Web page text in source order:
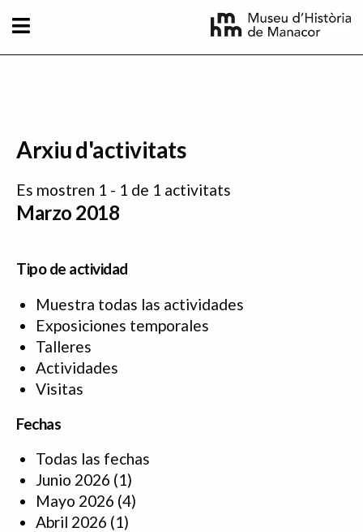
Arxiu d'activitats
Es mostren 1 - 1 de 1 activitats
Marzo 2018
Tipo de actividad
Muestra todas las actividades
Exposiciones temporales
Talleres
Actividades
Visitas
Fechas
Todas las fechas
Junio 2026 (1)
Mayo 2026 (4)
Abril 2026 (1)